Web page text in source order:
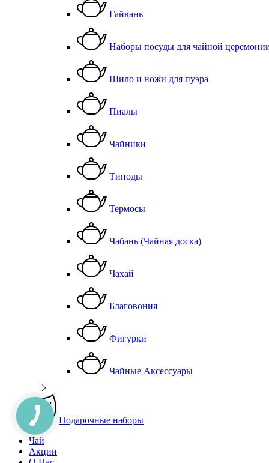
Гайвань
Наборы посуды для чайной
Шило и ножи для пуэра
Пиалы
Чайники
Типоды
Термосы
Чабань (Чайная доска)
Чахай
Благовония
Фигурки
Чайные Аксессуары
Подарочные наборы
Чай
Акции